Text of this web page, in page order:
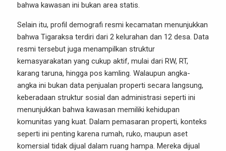
bahwa kawasan ini bukan area statis.
Selain itu, profil demografi resmi kecamatan menunjukkan
bahwa Tigaraksa terdiri dari 2 kelurahan dan 12 desa. Data
resmi tersebut juga menampilkan struktur
kemasyarakatan yang cukup aktif, mulai dari RW, RT,
karang taruna, hingga pos kamling. Walaupun angka-
angka ini bukan data penjualan properti secara langsung,
keberadaan struktur sosial dan administrasi seperti ini
menunjukkan bahwa kawasan memiliki kehidupan
komunitas yang kuat. Dalam pemasaran properti, konteks
seperti ini penting karena rumah, ruko, maupun aset
komersial tidak dijual dalam ruang hampa. Mereka dijual